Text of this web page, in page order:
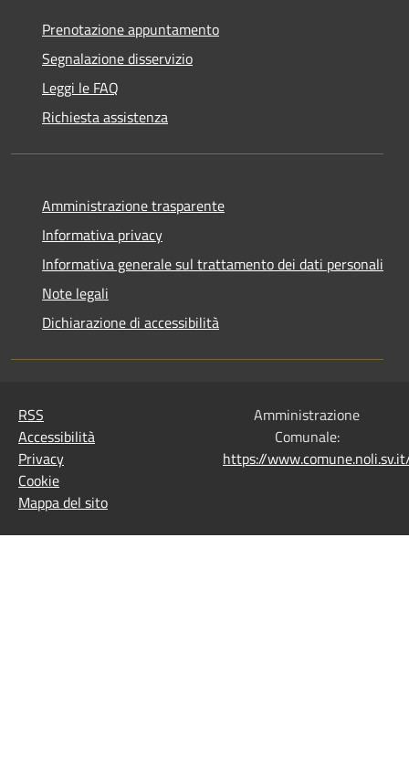
Prenotazione appuntamento
Segnalazione disservizio
Leggi le FAQ
Richiesta assistenza
Amministrazione trasparente
Informativa privacy
Informativa generale sul trattamento dei dati personali
Note legali
Dichiarazione di accessibilità
RSS
Accessibilità
Privacy
Cookie
Mappa del sito
Amministrazione
Comunale:
https://